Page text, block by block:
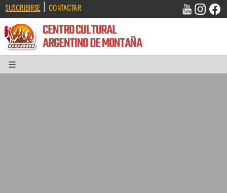
SUSCRIBIRSE | CONTACTAR
CENTRO CULTURAL
ARGENTINO DE MONTAÑA